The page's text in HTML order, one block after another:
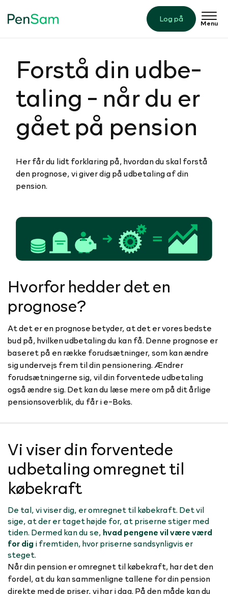
Log på Menu
Forstå din ud­be­
ta­ling - når du er
gået på pension
Her får du lidt forklaring på, hvordan du skal forstå
den prognose, vi giver dig på udbetaling af din
pension.
Hvorfor hedder det en
prognose?
At det er en prognose betyder, at det er vores bedste
bud på, hvilken udbetaling du kan få. Denne prognose er
baseret på en række forudsætninger, som kan ændre
sig undervejs frem til din pensionering. Ændrer
forudsætningerne sig, vil din forventede udbetaling
også ændre sig. Det kan du læse mere om på dit årlige
pensionsoverblik, du får i e-Boks.
Vi viser din forventede
udbetaling omregnet til
købekraft
De tal, vi viser dig, er omregnet til købekraft. Det vil
sige, at der er taget højde for, at priserne stiger med
tiden. Dermed kan du se, hvad pengene vil være værd
for digi fremtiden, hvor priserne sandsynligvis er
steget.
Når din pension er omregnet til købekraft, har det den
fordel, at du kan sammenligne tallene for din pension
direkte med de priser, vi har i dag. På den måde kan du